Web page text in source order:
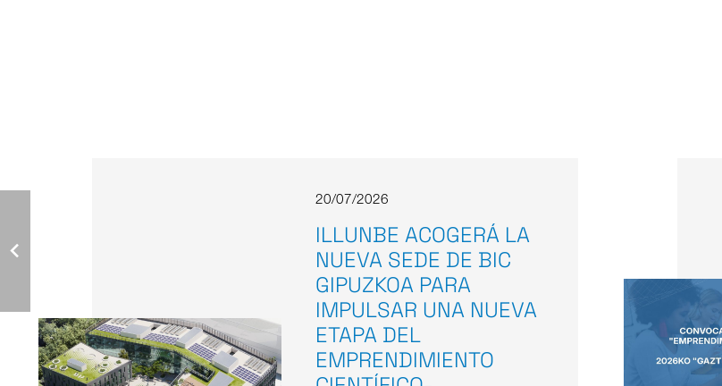
20/07/2026
ILLUNBE ACOGERÁ LA
NUEVA SEDE DE BIC
GIPUZKOA PARA
IMPULSAR UNA NUEVA
ETAPA DEL
EMPRENDIMIENTO